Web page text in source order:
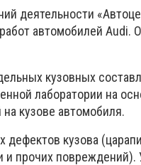
деятельности
автомобилей
кузовных
лаборатории на
кузове автомобиля.
кузова
прочих повреждений).